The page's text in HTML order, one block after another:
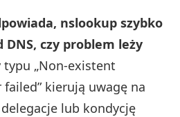
nslookup szybko
DNS, czy problem leży
typu „Non-existent
failed” kierują uwagę na
lub kondycję